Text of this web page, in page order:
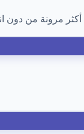
مرونة من دون